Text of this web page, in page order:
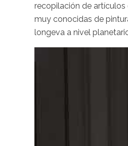
recopilación de artículos
muy conocidas de
longeva a nivel